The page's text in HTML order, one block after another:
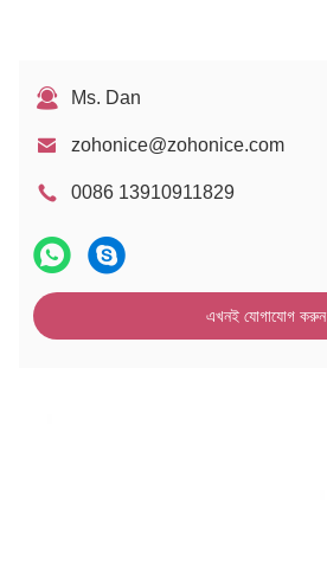
Ms. Dan
zohonice@zohonice.com
0086 13910911829
এখনই যোগাযোগ করুন